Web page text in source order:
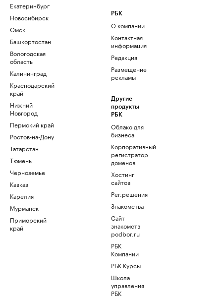
Екатеринбург
Новосибирск
Омск
Башкортостан
Вологодская
область
Калининград
Краснодарский
край
Нижний
Новгород
Пермский край
Ростов-на-Дону
Татарстан
Тюмень
Черноземье
Кавказ
Карелия
Мурманск
Приморский
край
РБК
О компании
Контактная
информация
Редакция
Размещение
рекламы
Другие
продукты
РБК
Облако для
бизнеса
Корпоративный
регистратор
доменов
Хостинг
сайтов
Рег.решения
Знакомства
Сайт
знакомств
podbor.ru
РБК
Компании
РБК Курсы
Школа
управления
РБК